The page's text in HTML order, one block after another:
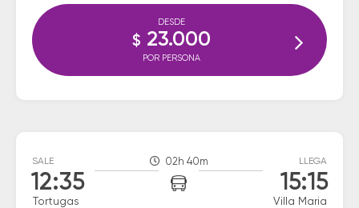
DESDE
$ 23.000
POR PERSONA
SALE
12:35
Tortugas
02h 40m LLEGA
15:15
Villa Maria